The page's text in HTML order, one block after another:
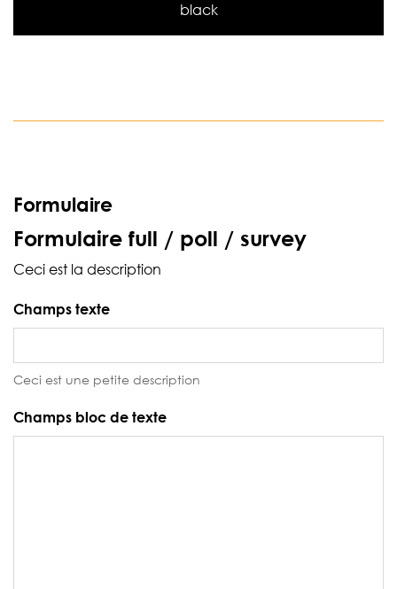
black
Formulaire
Formulaire full / poll / survey
Ceci est la description
Champs texte
Ceci est une petite description
Champs bloc de texte